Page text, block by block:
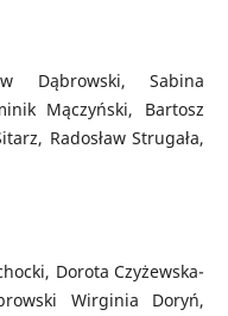
Dąbrowski, Sabina
Mączyński, Bartosz
Radosław Strugała,
Dorota Czyżewska-
Wirginia Doryń,